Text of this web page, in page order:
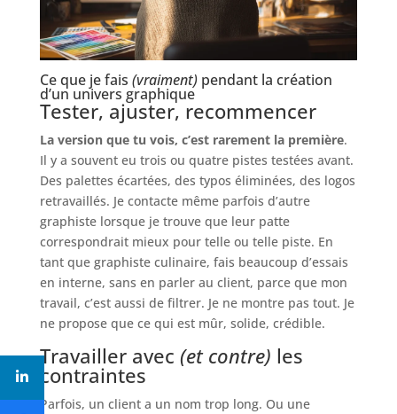
Ce que je fais (vraiment) pendant la création
d’un univers graphique
Tester, ajuster, recommencer
La version que tu vois, c’est rarement la première.
Il y a souvent eu trois ou quatre pistes testées avant.
Des palettes écartées, des typos éliminées, des logos
retravaillés. Je contacte même parfois d’autre
graphiste lorsque je trouve que leur patte
correspondrait mieux pour telle ou telle piste. En
tant que graphiste culinaire, fais beaucoup d’essais
en interne, sans en parler au client, parce que mon
travail, c’est aussi de filtrer. Je ne montre pas tout. Je
ne propose que ce qui est mûr, solide, crédible.
Travailler avec (et contre) les
contraintes
Parfois, un client a un nom trop long. Ou une